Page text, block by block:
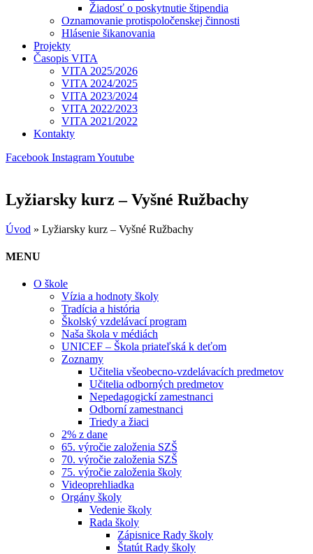
Žiadosť o poskytnutie štipendia
Oznamovanie protispoločenskej činnosti
Hlásenie šikanovania
Projekty
Časopis VITA
VITA 2025/2026
VITA 2024/2025
VITA 2023/2024
VITA 2022/2023
VITA 2021/2022
Kontakty
Facebook InstagramYoutube
Lyžiarsky kurz – Vyšné Ružbachy
Úvod » Lyžiarsky kurz – Vyšné Ružbachy
MENU
O škole
Vízia a hodnoty školy
Tradícia a história
Školský vzdelávací program
Naša škola v médiách
UNICEF – Škola priateľská k deťom
Zoznamy
Učitelia všeobecno-vzdelávacích predmetov
Učitelia odborných predmetov
Nepedagogickí zamestnanci
Odborní zamestnanci
Triedy a žiaci
2% z dane
65. výročie založenia SZŠ
70. výročie založenia SZŠ
75. výročie založenia školy
Videoprehliadka
Orgány školy
Vedenie školy
Rada školy
Zápisnice Rady školy
Štatút Rady školy